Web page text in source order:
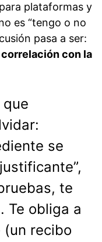
plataformas y
es “tengo o no
pasa a ser:
con la
se
te
Te obliga a
recibo